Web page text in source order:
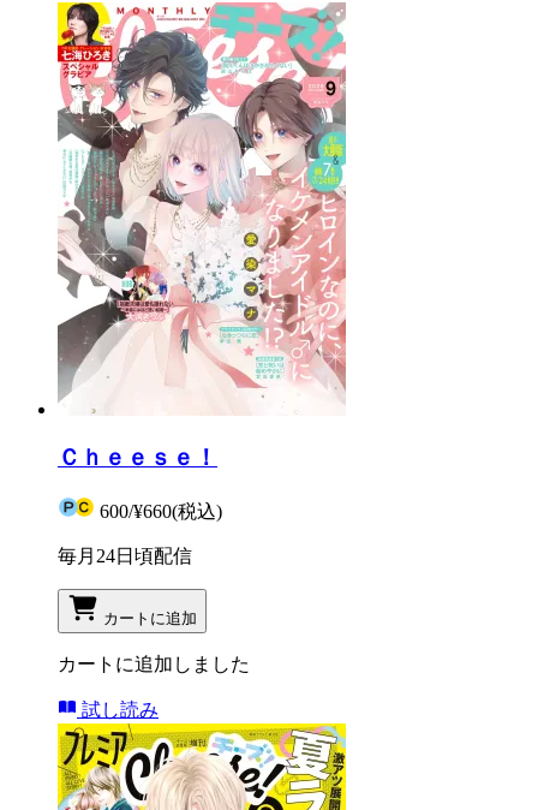
Ｃｈｅｅｓｅ！
600/¥660(税込)
毎月24日頃配信
カートに追加
カートに追加しました
試し読み